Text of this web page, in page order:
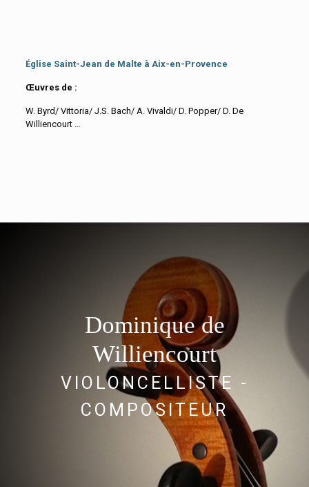
Église Saint-Jean de Malte à Aix-en-Provence
Œuvres de :
W. Byrd/ Vittoria/ J.S. Bach/ A. Vivaldi/ D. Popper/ D. De
Williencourt …
Dominique de
Williencourt
VIOLONCELLISTE -
COMPOSITEUR